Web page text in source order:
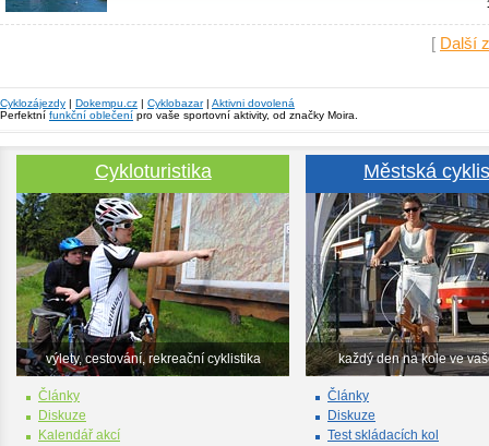
[ Další
Cyklozájezdy | Dokempu.cz | Cyklobazar| Aktivni dovolená
Perfektní funkční oblečení pro vaše sportovní aktivity, od značky Moira.
Cykloturistika
výlety, cestování, rekreační cyklistika
Články
Diskuze
Kalendář akcí
Městská
každý den na kole ve
Články
Diskuze
Test skládacích kol